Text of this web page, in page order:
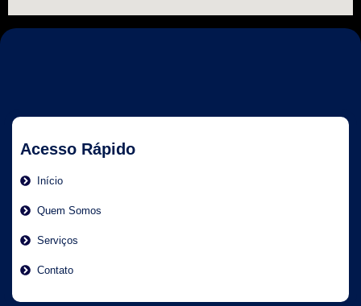
Acesso Rápido
Início
Quem Somos
Serviços
Contato